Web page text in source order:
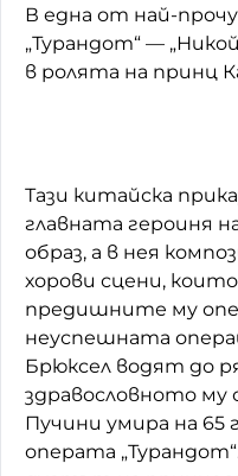
В една от най-
„Турандот“ —
в ролята на принц
Тази китайска
главната героиня
образ, а в нея
хорови сцени,
предишните му
неуспешната
Брюксел водят до
здравословното му
Пучини умира на 65
операта